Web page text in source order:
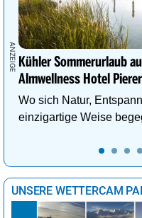
Kühler Sommerurlaub
Almwellness Hotel Pierer
Wo sich Natur,
einzigartige Weise
UNSERE WETTERCAM